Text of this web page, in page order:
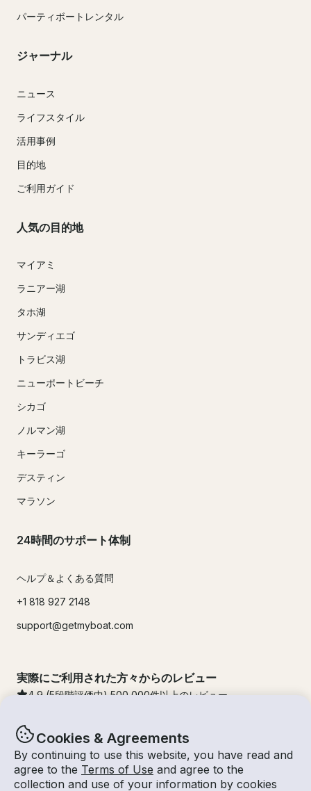
Cookies & Agreements
By continuing to use this website, you have read and
agree to the Terms of Use and agree to the
collection and use of your information by cookies
パーティボートレンタル
ジャーナル
ニュース
ライフスタイル
活用事例
目的地
ご利用ガイド
人気の目的地
マイアミ
ラニアー湖
タホ湖
サンディエゴ
トラビス湖
ニューポートビーチ
シカゴ
ノルマン湖
キーラーゴ
デスティン
マラソン
24時間のサポート体制
ヘルプ＆よくある質問
+1 818 927 2148
support@getmyboat.com
実際にご利用された方々からのレビュー
4.9 (5段階評価中) 500,000件以上のレビュー